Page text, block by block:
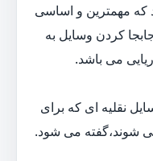
مهمترین و اساسی
کردن وسایل به
می باشد.
نقلیه ای که برای
شوند،گفته می شود.